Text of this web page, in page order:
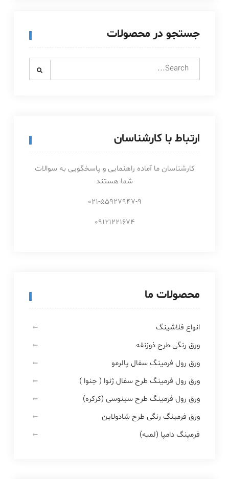
جستجو در محصولات
Search
ارتباط با کارشناسان
کارشناسان ما آماده راهنمایی و پاسخگویی به سوالات
شما هستند
021-55927947-9
09121221674
محصولات ما
انواع فلاشینگ
ورق رنگی طرح ذوزنقه
ورق رول فرمینگ سفال پالرمو
ورق رول فرمینگ طرح سفال ژنوا ( جنوا )
ورق رول فرمینگ طرح سینوسی (کرکره)
ورق فرمینگ رنگی طرح شادولاین
فرمینگ دامپا (لمبه)